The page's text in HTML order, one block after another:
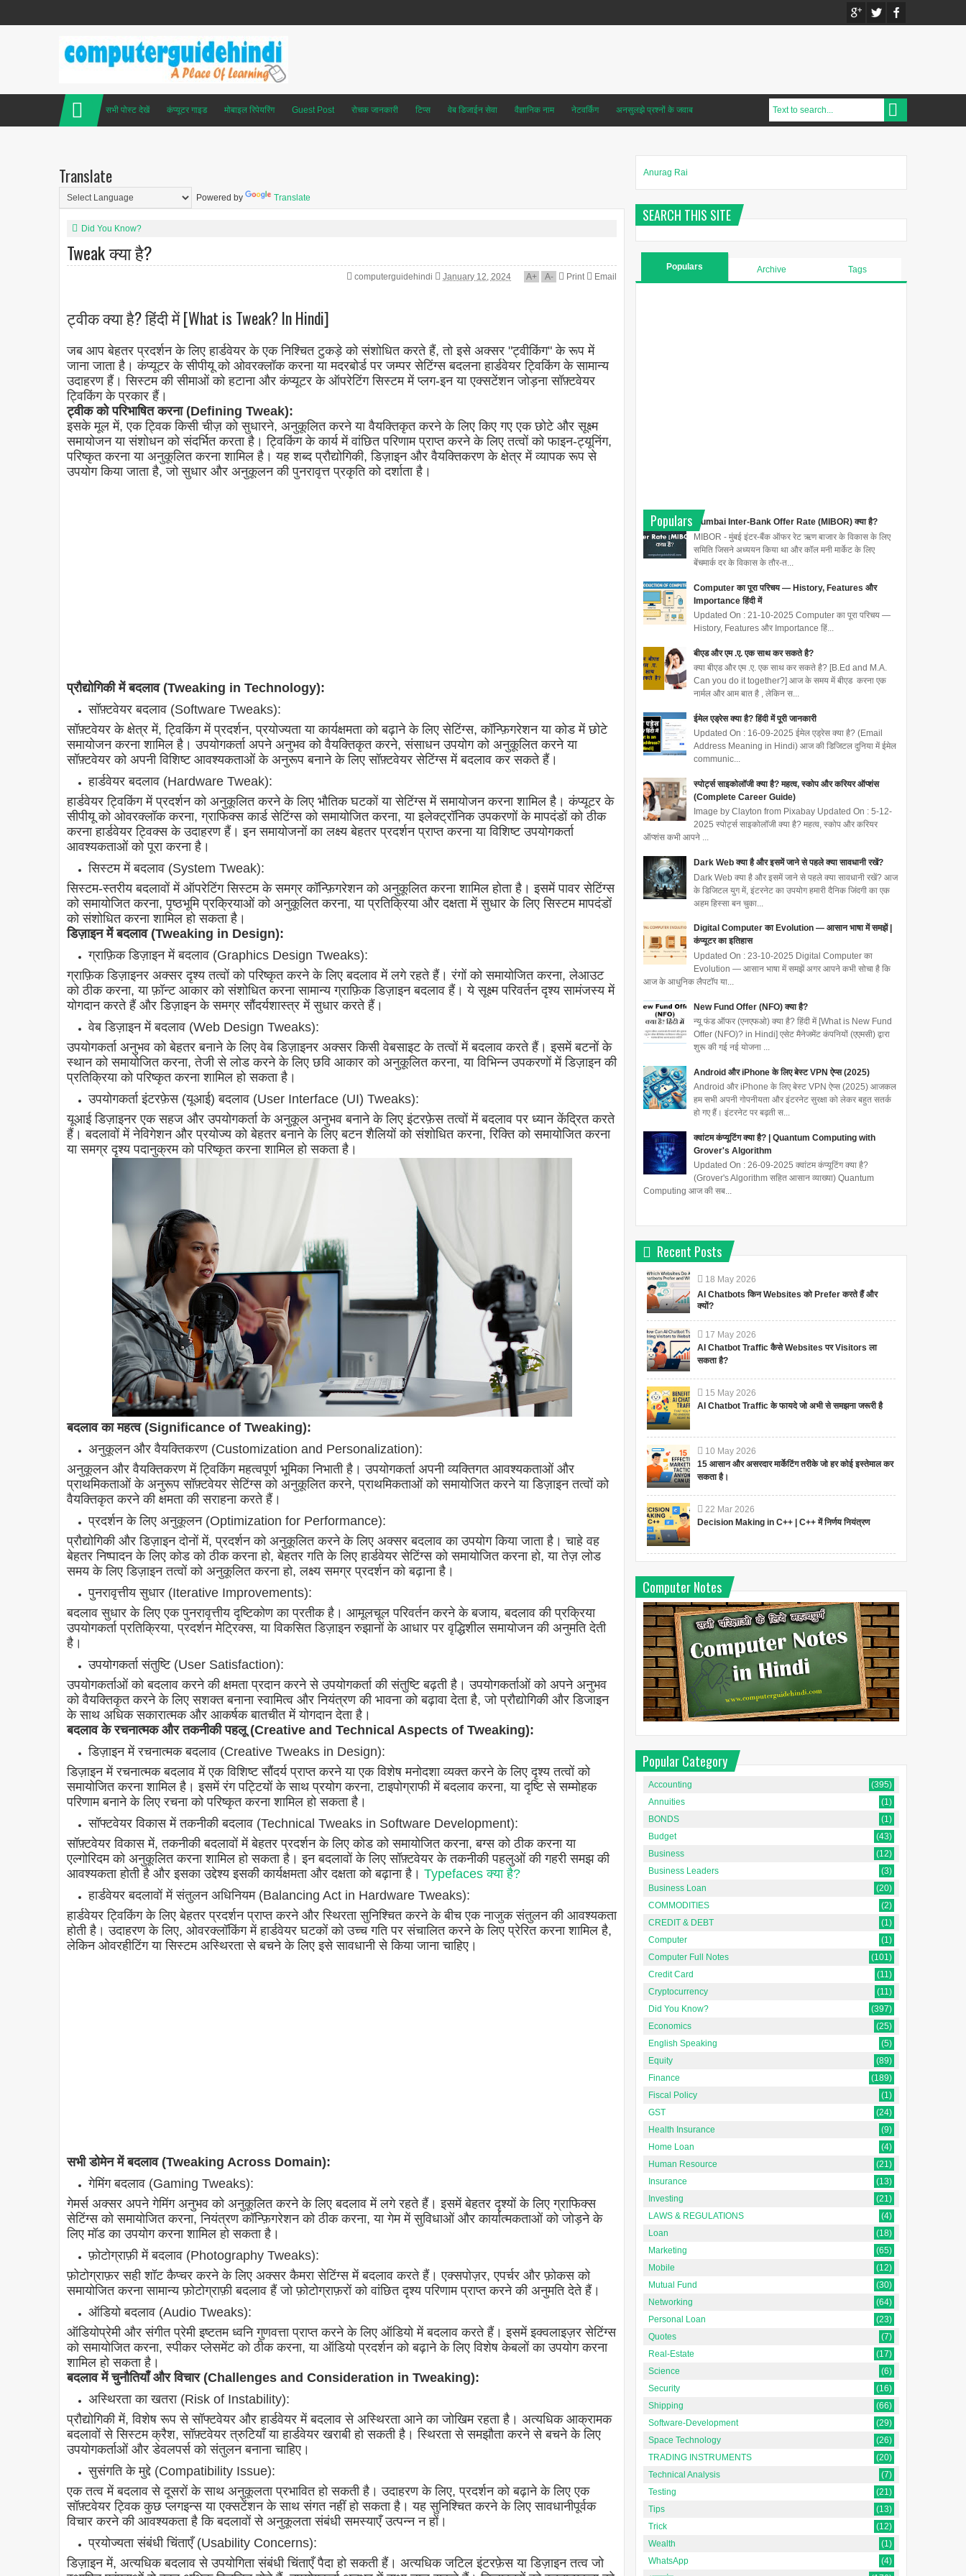
सभी पोस्ट देखें कंप्यूटर गाइड मोबाइल रिपेयरिंग Guest Post रोचक जानकारी टिप्स वेब डिजाईन सेवा वैज्ञानिक नाम नेटवर्किंग अनसुलझे प्रश्नों के जवाब
Translate
Powered by Translate
Did You Know?
Tweak क्या है?
computerguidehindi January 12, 2024 A+ A- Print Email
ट्वीक क्या है? हिंदी में [What is Tweak? In Hindi]
जब आप बेहतर प्रदर्शन के लिए हार्डवेयर के एक निश्चित टुकड़े को संशोधित करते हैं, तो इसे अक्सर "ट्वीकिंग" के रूप में
जाना जाता है। कंप्यूटर के सीपीयू को ओवरक्लॉक करना या मदरबोर्ड पर जम्पर सेटिंग्स बदलना हार्डवेयर ट्विकिंग के सामान्य
उदाहरण हैं। सिस्टम की सीमाओं को हटाना और कंप्यूटर के ऑपरेटिंग सिस्टम में प्लग-इन या एक्सटेंशन जोड़ना सॉफ़्टवेयर
ट्विकिंग के प्रकार हैं।
ट्वीक को परिभाषित करना (Defining Tweak):
इसके मूल में, एक ट्विक किसी चीज़ को सुधारने, अनुकूलित करने या वैयक्तिकृत करने के लिए किए गए एक छोटे और सूक्ष्म
समायोजन या संशोधन को संदर्भित करता है। ट्विकिंग के कार्य में वांछित परिणाम प्राप्त करने के लिए तत्वों को फाइन-ट्यूनिंग,
परिष्कृत करना या अनुकूलित करना शामिल है। यह शब्द प्रौद्योगिकी, डिज़ाइन और वैयक्तिकरण के क्षेत्र में व्यापक रूप से
उपयोग किया जाता है, जो सुधार और अनुकूलन की पुनरावृत्त प्रकृति को दर्शाता है।
प्रौद्योगिकी में बदलाव (Tweaking in Technology):
सॉफ़्टवेयर बदलाव (Software Tweaks):
सॉफ़्टवेयर के क्षेत्र में, ट्विकिंग में प्रदर्शन, प्रयोज्यता या कार्यक्षमता को बढ़ाने के लिए सेटिंग्स, कॉन्फ़िगरेशन या कोड में छोटे
समायोजन करना शामिल है। उपयोगकर्ता अपने अनुभव को वैयक्तिकृत करने, संसाधन उपयोग को अनुकूलित करने या
सॉफ़्टवेयर को अपनी विशिष्ट आवश्यकताओं के अनुरूप बनाने के लिए सॉफ़्टवेयर सेटिंग्स में बदलाव कर सकते हैं।
हार्डवेयर बदलाव (Hardware Tweak):
हार्डवेयर ट्विकिंग में प्रदर्शन को अनुकूलित करने के लिए भौतिक घटकों या सेटिंग्स में समायोजन करना शामिल है। कंप्यूटर के
सीपीयू को ओवरक्लॉक करना, ग्राफिक्स कार्ड सेटिंग्स को समायोजित करना, या इलेक्ट्रॉनिक उपकरणों के मापदंडों को ठीक
करना हार्डवेयर ट्विक्स के उदाहरण हैं। इन समायोजनों का लक्ष्य बेहतर प्रदर्शन प्राप्त करना या विशिष्ट उपयोगकर्ता
आवश्यकताओं को पूरा करना है।
सिस्टम में बदलाव (System Tweak):
सिस्टम-स्तरीय बदलावों में ऑपरेटिंग सिस्टम के समग्र कॉन्फ़िगरेशन को अनुकूलित करना शामिल होता है। इसमें पावर सेटिंग्स
को समायोजित करना, पृष्ठभूमि प्रक्रियाओं को अनुकूलित करना, या प्रतिक्रिया और दक्षता में सुधार के लिए सिस्टम मापदंडों
को संशोधित करना शामिल हो सकता है।
डिज़ाइन में बदलाव (Tweaking in Design):
ग्राफ़िक डिज़ाइन में बदलाव (Graphics Design Tweaks):
ग्राफ़िक डिज़ाइनर अक्सर दृश्य तत्वों को परिष्कृत करने के लिए बदलाव में लगे रहते हैं। रंगों को समायोजित करना, लेआउट
को ठीक करना, या फ़ॉन्ट आकार को संशोधित करना सामान्य ग्राफ़िक डिज़ाइन बदलाव हैं। ये सूक्ष्म परिवर्तन दृश्य सामंजस्य में
योगदान करते हैं और डिज़ाइन के समग्र सौंदर्यशास्त्र में सुधार करते हैं।
वेब डिज़ाइन में बदलाव (Web Design Tweaks):
उपयोगकर्ता अनुभव को बेहतर बनाने के लिए वेब डिज़ाइनर अक्सर किसी वेबसाइट के तत्वों में बदलाव करते हैं। इसमें बटनों के
स्थान को समायोजित करना, तेजी से लोड करने के लिए छवि आकार को अनुकूलित करना, या विभिन्न उपकरणों में डिज़ाइन की
प्रतिक्रिया को परिष्कृत करना शामिल हो सकता है।
उपयोगकर्ता इंटरफ़ेस (यूआई) बदलाव (User Interface (UI) Tweaks):
यूआई डिज़ाइनर एक सहज और उपयोगकर्ता के अनुकूल अनुभव बनाने के लिए इंटरफ़ेस तत्वों में बदलाव पर ध्यान केंद्रित करते
हैं। बदलावों में नेविगेशन और प्रयोज्य को बेहतर बनाने के लिए बटन शैलियों को संशोधित करना, रिक्ति को समायोजित करना
या समग्र दृश्य पदानुक्रम को परिष्कृत करना शामिल हो सकता है।
बदलाव का महत्व (Significance of Tweaking):
अनुकूलन और वैयक्तिकरण (Customization and Personalization):
अनुकूलन और वैयक्तिकरण में ट्विकिंग महत्वपूर्ण भूमिका निभाती है। उपयोगकर्ता अपनी व्यक्तिगत आवश्यकताओं और
प्राथमिकताओं के अनुरूप सॉफ़्टवेयर सेटिंग्स को अनुकूलित करने, प्राथमिकताओं को समायोजित करने या डिज़ाइन तत्वों को
वैयक्तिकृत करने की क्षमता की सराहना करते हैं।
प्रदर्शन के लिए अनुकूलन (Optimization for Performance):
प्रौद्योगिकी और डिज़ाइन दोनों में, प्रदर्शन को अनुकूलित करने के लिए अक्सर बदलाव का उपयोग किया जाता है। चाहे वह
बेहतर निष्पादन के लिए कोड को ठीक करना हो, बेहतर गति के लिए हार्डवेयर सेटिंग्स को समायोजित करना हो, या तेज़ लोड
समय के लिए डिज़ाइन तत्वों को अनुकूलित करना हो, लक्ष्य समग्र प्रदर्शन को बढ़ाना है।
पुनरावृत्तीय सुधार (Iterative Improvements):
बदलाव सुधार के लिए एक पुनरावृत्तीय दृष्टिकोण का प्रतीक है। आमूलचूल परिवर्तन करने के बजाय, बदलाव की प्रक्रिया
उपयोगकर्ता प्रतिक्रिया, प्रदर्शन मेट्रिक्स, या विकसित डिज़ाइन रुझानों के आधार पर वृद्धिशील समायोजन की अनुमति देती
है।
उपयोगकर्ता संतुष्टि (User Satisfaction):
उपयोगकर्ताओं को बदलाव करने की क्षमता प्रदान करने से उपयोगकर्ता की संतुष्टि बढ़ती है। उपयोगकर्ताओं को अपने अनुभव
को वैयक्तिकृत करने के लिए सशक्त बनाना स्वामित्व और नियंत्रण की भावना को बढ़ावा देता है, जो प्रौद्योगिकी और डिजाइन
के साथ अधिक सकारात्मक और आकर्षक बातचीत में योगदान देता है।
बदलाव के रचनात्मक और तकनीकी पहलू (Creative and Technical Aspects of Tweaking):
डिज़ाइन में रचनात्मक बदलाव (Creative Tweaks in Design):
डिज़ाइन में रचनात्मक बदलाव में एक विशिष्ट सौंदर्य प्राप्त करने या एक विशेष मनोदशा व्यक्त करने के लिए दृश्य तत्वों को
समायोजित करना शामिल है। इसमें रंग पट्टियों के साथ प्रयोग करना, टाइपोग्राफी में बदलाव करना, या दृष्टि से सम्मोहक
परिणाम बनाने के लिए रचना को परिष्कृत करना शामिल हो सकता है।
सॉफ्टवेयर विकास में तकनीकी बदलाव (Technical Tweaks in Software Development):
सॉफ़्टवेयर विकास में, तकनीकी बदलावों में बेहतर प्रदर्शन के लिए कोड को समायोजित करना, बग्स को ठीक करना या
एल्गोरिदम को अनुकूलित करना शामिल हो सकता है। इन बदलावों के लिए सॉफ़्टवेयर के तकनीकी पहलुओं की गहरी समझ की
आवश्यकता होती है और इसका उद्देश्य इसकी कार्यक्षमता और दक्षता को बढ़ाना है। Typefaces क्या है?
हार्डवेयर बदलावों में संतुलन अधिनियम (Balancing Act in Hardware Tweaks):
हार्डवेयर ट्विकिंग के लिए बेहतर प्रदर्शन प्राप्त करने और स्थिरता सुनिश्चित करने के बीच एक नाजुक संतुलन की आवश्यकता
होती है। उदाहरण के लिए, ओवरक्लॉकिंग में हार्डवेयर घटकों को उच्च गति पर संचालित करने के लिए प्रेरित करना शामिल है,
लेकिन ओवरहीटिंग या सिस्टम अस्थिरता से बचने के लिए इसे सावधानी से किया जाना चाहिए।
सभी डोमेन में बदलाव (Tweaking Across Domain):
गेमिंग बदलाव (Gaming Tweaks):
गेमर्स अक्सर अपने गेमिंग अनुभव को अनुकूलित करने के लिए बदलाव में लगे रहते हैं। इसमें बेहतर दृश्यों के लिए ग्राफिक्स
सेटिंग्स को समायोजित करना, नियंत्रण कॉन्फ़िगरेशन को ठीक करना, या गेम में सुविधाओं और कार्यात्मकताओं को जोड़ने के
लिए मॉड का उपयोग करना शामिल हो सकता है।
फ़ोटोग्राफ़ी में बदलाव (Photography Tweaks):
फ़ोटोग्राफ़र सही शॉट कैप्चर करने के लिए अक्सर कैमरा सेटिंग्स में बदलाव करते हैं। एक्सपोज़र, एपर्चर और फ़ोकस को
समायोजित करना सामान्य फ़ोटोग्राफ़ी बदलाव हैं जो फ़ोटोग्राफ़रों को वांछित दृश्य परिणाम प्राप्त करने की अनुमति देते हैं।
ऑडियो बदलाव (Audio Tweaks):
ऑडियोप्रेमी और संगीत प्रेमी इष्टतम ध्वनि गुणवत्ता प्राप्त करने के लिए ऑडियो में बदलाव करते हैं। इसमें इक्वलाइज़र सेटिंग्स
को समायोजित करना, स्पीकर प्लेसमेंट को ठीक करना, या ऑडियो प्रदर्शन को बढ़ाने के लिए विशेष केबलों का उपयोग करना
शामिल हो सकता है।
बदलाव में चुनौतियाँ और विचार (Challenges and Consideration in Tweaking):
अस्थिरता का खतरा (Risk of Instability):
प्रौद्योगिकी में, विशेष रूप से सॉफ्टवेयर और हार्डवेयर में बदलाव से अस्थिरता आने का जोखिम रहता है। अत्यधिक आक्रामक
बदलावों से सिस्टम क्रैश, सॉफ़्टवेयर त्रुटियाँ या हार्डवेयर खराबी हो सकती है। स्थिरता से समझौता करने से बचने के लिए
उपयोगकर्ताओं और डेवलपर्स को संतुलन बनाना चाहिए।
सुसंगति के मुद्दे (Compatibility Issue):
एक तत्व में बदलाव से दूसरों के साथ अनुकूलता प्रभावित हो सकती है। उदाहरण के लिए, प्रदर्शन को बढ़ाने के लिए एक
सॉफ़्टवेयर ट्विक कुछ प्लगइन्स या एक्सटेंशन के साथ संगत नहीं हो सकता है। यह सुनिश्चित करने के लिए सावधानीपूर्वक
विचार करने की आवश्यकता है कि बदलावों से अनुकूलता संबंधी समस्याएँ उत्पन्न न हों।
प्रयोज्यता संबंधी चिंताएँ (Usability Concerns):
डिज़ाइन में, अत्यधिक बदलाव से उपयोगिता संबंधी चिंताएँ पैदा हो सकती हैं। अत्यधिक जटिल इंटरफ़ेस या डिज़ाइन तत्व जो
Anurag Rai
SEARCH THIS SITE
Populars Archive Tags
Populars
Mumbai Inter-Bank Offer Rate (MIBOR) क्या है?
MIBOR - मुंबई इंटर-बैंक ऑफर रेट ऋण बाजार के विकास के लिए
समिति जिसने अध्ययन किया था और कॉल मनी मार्केट के लिए
बेंचमार्क दर के विकास के तौर-त...
Computer का पूरा परिचय — History, Features और
Importance हिंदी में
Updated On : 21-10-2025 Computer का पूरा परिचय —
History, Features और Importance हिं...
बीएड और एम .ए. एक साथ कर सकते है?
क्या बीएड और एम .ए. एक साथ कर सकते है? [B.Ed and M.A.
Can you do it together?] आज के समय में बीएड करना एक
नार्मल और आम बात है , लेकिन स...
ईमेल एड्रेस क्या है? हिंदी में पूरी जानकारी
Updated On : 16-09-2025 ईमेल एड्रेस क्या है? (Email
Address Meaning in Hindi) आज की डिजिटल दुनिया में ईमेल
communic...
स्पोर्ट्स साइकोलॉजी क्या है? महत्व, स्कोप और करियर ऑप्शंस
(Complete Career Guide)
Image by Clayton from Pixabay Updated On : 5-12-
2025 स्पोर्ट्स साइकोलॉजी क्या है? महत्व, स्कोप और करियर
ऑप्शंस कभी आपने ...
Dark Web क्या है और इसमें जाने से पहले क्या सावधानी रखें?
Dark Web क्या है और इसमें जाने से पहले क्या सावधानी रखें? आज
के डिजिटल युग में, इंटरनेट का उपयोग हमारी दैनिक जिंदगी का एक
अहम हिस्सा बन चुका...
Digital Computer का Evolution — आसान भाषा में समझें |
कंप्यूटर का इतिहास
Updated On : 23-10-2025 Digital Computer का
Evolution — आसान भाषा में समझें अगर आपने कभी सोचा है कि
आज के आधुनिक लैपटॉप या...
New Fund Offer (NFO) क्या है?
न्यू फंड ऑफर (एनएफओ) क्या है? हिंदी में [What is New Fund
Offer (NFO)? in Hindi] एसेट मैनेजमेंट कंपनियों (एएमसी) द्वारा
शुरू की गई नई योजना ...
Android और iPhone के लिए बेस्ट VPN ऐप्स (2025)
Android और iPhone के लिए बेस्ट VPN ऐप्स (2025) आजकल
हम सभी अपनी गोपनीयता और इंटरनेट सुरक्षा को लेकर बहुत सतर्क
हो गए हैं। इंटरनेट पर बढ़ती स...
क्वांटम कंप्यूटिंग क्या है? | Quantum Computing with
Grover's Algorithm
Updated On : 26-09-2025 क्वांटम कंप्यूटिंग क्या है?
(Grover's Algorithm सहित आसान व्याख्या) Quantum
Computing आज की सब...
Recent Posts
18 May 2026
AI Chatbots किन Websites को Prefer करते हैं और
क्यों?
17 May 2026
AI Chatbot Traffic कैसे Websites पर Visitors ला
सकता है?
15 May 2026
AI Chatbot Traffic के फायदे जो अभी से समझना जरूरी है
10 May 2026
15 आसान और असरदार मार्केटिंग तरीके जो हर कोई इस्तेमाल कर
सकता है।
22 Mar 2026
Decision Making in C++ | C++ में निर्णय नियंत्रण
Computer Notes
Popular Category
Accounting
(395)
Annuities
(1)
BONDS
(1)
Budget
(43)
Business
(12)
Business Leaders
(3)
Business Loan
(20)
COMMODITIES
(2)
CREDIT & DEBT
(1)
Computer
(1)
Computer Full Notes
(101)
Credit Card
(11)
Cryptocurrency
(11)
Did You Know?
(397)
Economics
(25)
English Speaking
(5)
Equity
(89)
Finance
(189)
Fiscal Policy
(1)
GST
(24)
Health Insurance
(9)
Home Loan
(4)
Human Resource
(21)
Insurance
(13)
Investing
(21)
LAWS & REGULATIONS
(4)
Loan
(18)
Marketing
(65)
Mobile
(12)
Mutual Fund
(30)
Networking
(64)
Personal Loan
(23)
Quotes
(7)
Real-Estate
(17)
Science
(6)
Security
(16)
Shipping
(66)
Software-Development
(29)
Space Technology
(26)
TRADING INSTRUMENTS
(20)
Technical Analysis
(7)
Testing
(21)
Tips
(13)
Trick
(12)
Wealth
(1)
WhatsApp
(4)